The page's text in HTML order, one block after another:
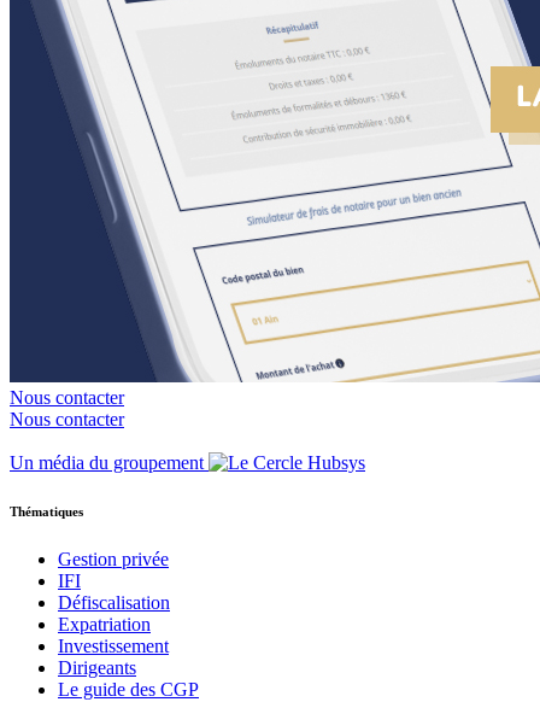
Nous contacter
Nous contacter
Un média du groupement
Thématiques
Gestion privée
IFI
Défiscalisation
Expatriation
Investissement
Dirigeants
Le guide des CGP